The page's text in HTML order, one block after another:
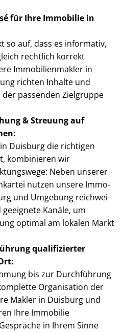
für Ihre Immobilie in
so auf, dass es informativ,
rechtlich korrekt
Im­mo­bi­li­en­mak­ler in
richten Inhalte und
passenden Zielgruppe
& Streuung auf
Duisburg die richtigen
kombinieren wir
Neben unserer
nutzen unsere Im­mo­
und Umgebung reich­wei­
Kanäle, um
optimal am lokalen Markt
qualifizierter
bis zur Durchführung
Organisation der
Makler in Duisburg und
Ihre Immobilie
in Ihrem Sinne